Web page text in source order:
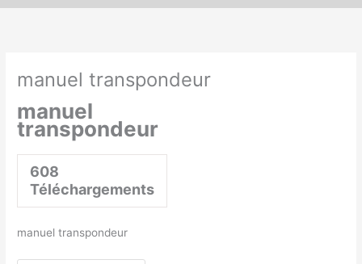
manuel transpondeur
manuel
transpondeur
608
Téléchargements
manuel transpondeur